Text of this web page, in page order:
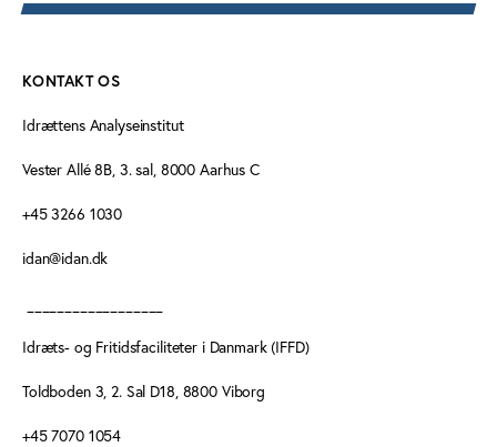
KONTAKT OS
Idrættens Analyseinstitut
Vester Allé 8B, 3. sal, 8000 Aarhus C
+45 3266 1030
idan@idan.dk
Idræts- og Fritidsfaciliteter i Danmark (IFFD)
Toldboden 3, 2. Sal D18, 8800 Viborg
+45 7070 1054